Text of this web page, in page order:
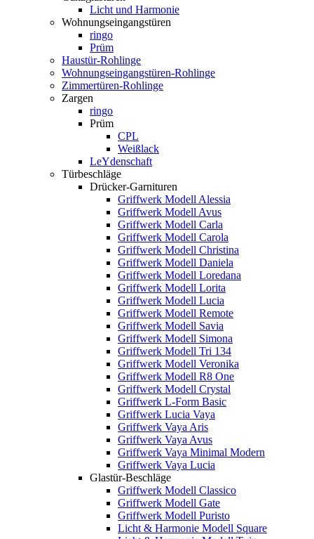
Licht und Harmonie
Wohnungseingangstüren
ringo
Prüm
Haustür-Rohlinge
Wohnungseingangstüren-Rohlinge
Zimmertüren-Rohlinge
Zargen
ringo
Prüm
CPL
Weißlack
LeYdenschaft
Türbeschläge
Drücker-Garnituren
Griffwerk Modell Alessia
Griffwerk Modell Avus
Griffwerk Modell Carla
Griffwerk Modell Carola
Griffwerk Modell Christina
Griffwerk Modell Daniela
Griffwerk Modell Loredana
Griffwerk Modell Lorita
Griffwerk Modell Lucia
Griffwerk Modell Remote
Griffwerk Modell Savia
Griffwerk Modell Simona
Griffwerk Modell Tri 134
Griffwerk Modell Veronika
Griffwerk Modell R8 One
Griffwerk Modell Crystal
Griffwerk L-Form Basic
Griffwerk Lucia Vaya
Griffwerk Vaya Aris
Griffwerk Vaya Avus
Griffwerk Vaya Minimal Modern
Griffwerk Vaya Lucia
Glastür-Beschläge
Griffwerk Modell Classico
Griffwerk Modell Gate
Griffwerk Modell Puristo
Licht & Harmonie Modell Square